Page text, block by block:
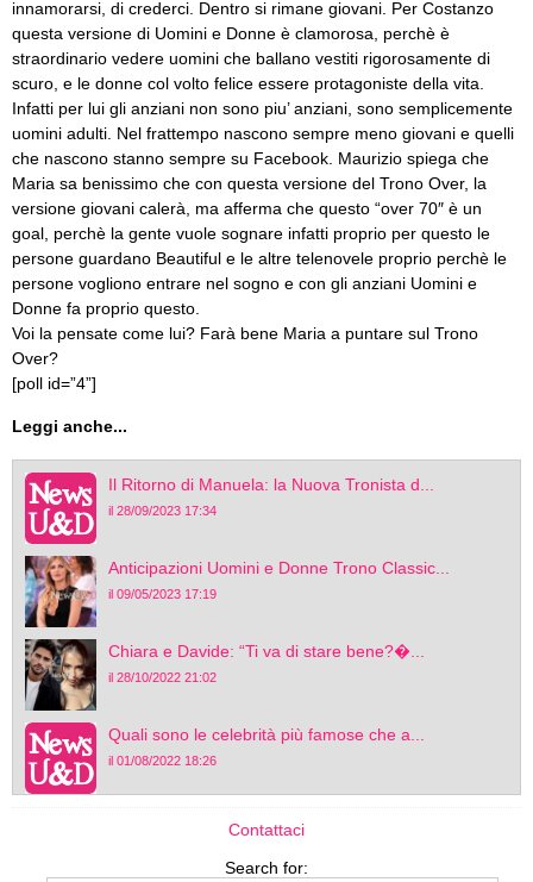
innamorarsi, di crederci. Dentro si rimane giovani. Per Costanzo
questa versione di Uomini e Donne è clamorosa, perchè è
straordinario vedere uomini che ballano vestiti rigorosamente di
scuro, e le donne col volto felice essere protagoniste della vita.
Infatti per lui gli anziani non sono piu’ anziani, sono semplicemente
uomini adulti. Nel frattempo nascono sempre meno giovani e quelli
che nascono stanno sempre su Facebook. Maurizio spiega che
Maria sa benissimo che con questa versione del Trono Over, la
versione giovani calerà, ma afferma che questo “over 70″ è un
goal, perchè la gente vuole sognare infatti proprio per questo le
persone guardano Beautiful e le altre telenovele proprio perchè le
persone vogliono entrare nel sogno e con gli anziani Uomini e
Donne fa proprio questo.
Voi la pensate come lui? Farà bene Maria a puntare sul Trono
Over?
[poll id=”4”]
Leggi anche...
Il Ritorno di Manuela: la Nuova Tronista d...
il 28/09/2023 17:34
Anticipazioni Uomini e Donne Trono Classic...
il 09/05/2023 17:19
Chiara e Davide: “Ti va di stare bene?�...
il 28/10/2022 21:02
Quali sono le celebrità più famose che a...
il 01/08/2022 18:26
Contattaci
Search for: